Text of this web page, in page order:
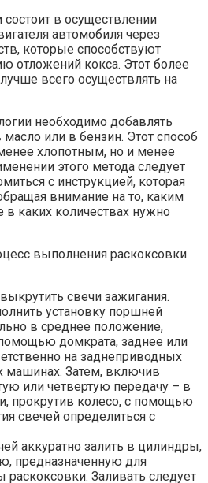
в осуществлении
автомобиля через
которые способствуют
отложений кокса. Этот более
всего осуществлять на
необходимо добавлять
или в бензин. Этот способ
хлопотным, но и менее
этого метода следует
с инструкцией, которая
внимание на то, каким
в каких количествах нужно
выполнения раскоксовки
свечи зажигания.
установку поршней
в среднее положение,
домкрата, заднее или
на заднеприводных
машинах. Затем, включив
или четвертую передачу – в
прокрутив колесо, с помощью
свечей определиться с
аккуратно залить в цилиндры,
предназначенную для
Заливать следует